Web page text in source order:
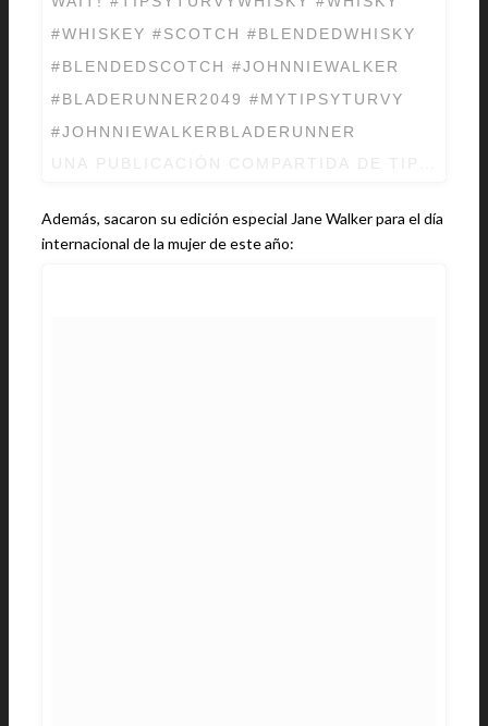
#WHISKEY #SCOTCH #BLENDEDWHISKY
#BLENDEDSCOTCH #JOHNNIEWALKER
#BLADERUNNER2049 #MYTIPSYTURVY
#JOHNNIEWALKERBLADERUNNER
Además, sacaron su edición especial Jane Walker para el día
internacional de la mujer de este año: